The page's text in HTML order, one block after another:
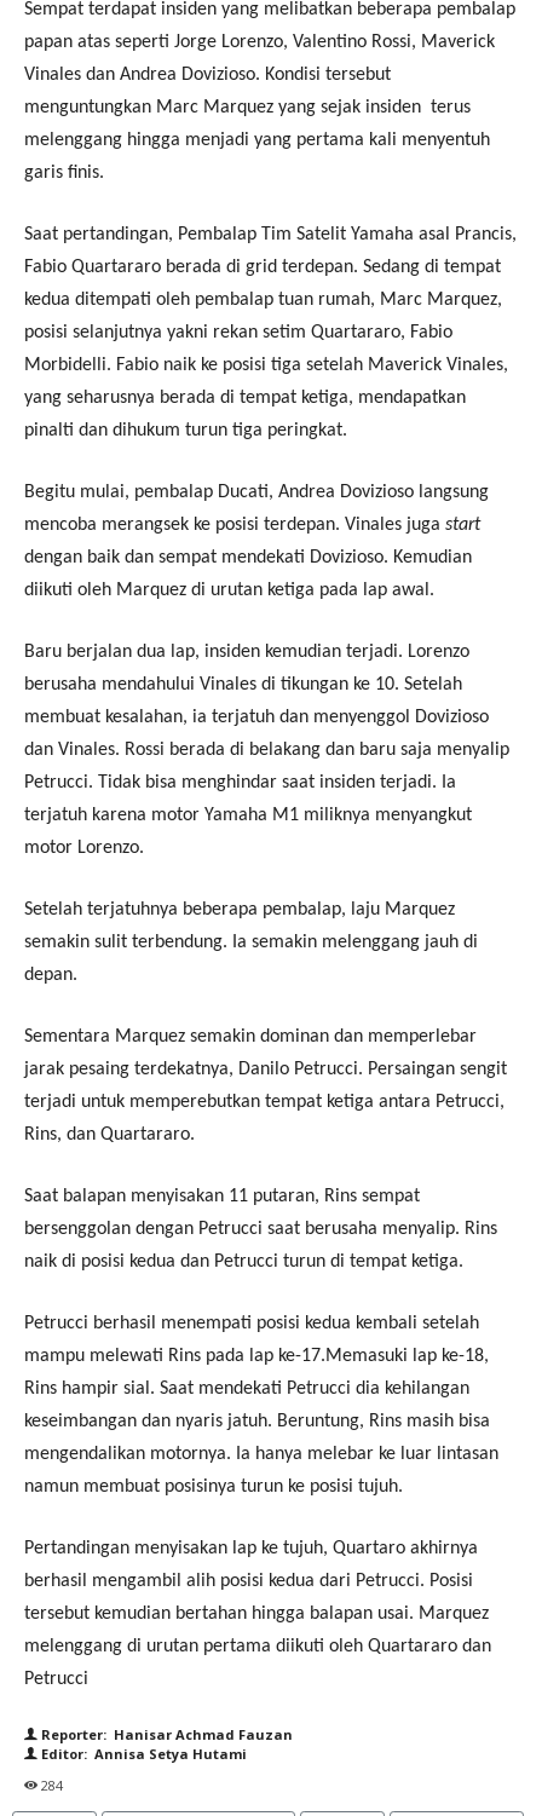
Sempat terdapat insiden yang melibatkan beberapa pembalap
papan atas seperti Jorge Lorenzo, Valentino Rossi, Maverick
Vinales dan Andrea Dovizioso. Kondisi tersebut
menguntungkan Marc Marquez yang sejak insiden terus
melenggang hingga menjadi yang pertama kali menyentuh
garis finis.
Saat pertandingan, Pembalap Tim Satelit Yamaha asal Prancis,
Fabio Quartararo berada di grid terdepan. Sedang di tempat
kedua ditempati oleh pembalap tuan rumah, Marc Marquez,
posisi selanjutnya yakni rekan setim Quartararo, Fabio
Morbidelli. Fabio naik ke posisi tiga setelah Maverick Vinales,
yang seharusnya berada di tempat ketiga, mendapatkan
pinalti dan dihukum turun tiga peringkat.
Begitu mulai, pembalap Ducati, Andrea Dovizioso langsung
mencoba merangsek ke posisi terdepan. Vinales juga start
dengan baik dan sempat mendekati Dovizioso. Kemudian
diikuti oleh Marquez di urutan ketiga pada lap awal.
Baru berjalan dua lap, insiden kemudian terjadi. Lorenzo
berusaha mendahului Vinales di tikungan ke 10. Setelah
membuat kesalahan, ia terjatuh dan menyenggol Dovizioso
dan Vinales. Rossi berada di belakang dan baru saja menyalip
Petrucci. Tidak bisa menghindar saat insiden terjadi. Ia
terjatuh karena motor Yamaha M1 miliknya menyangkut
motor Lorenzo.
Setelah terjatuhnya beberapa pembalap, laju Marquez
semakin sulit terbendung. Ia semakin melenggang jauh di
depan.
Sementara Marquez semakin dominan dan memperlebar
jarak pesaing terdekatnya, Danilo Petrucci. Persaingan sengit
terjadi untuk memperebutkan tempat ketiga antara Petrucci,
Rins, dan Quartararo.
Saat balapan menyisakan 11 putaran, Rins sempat
bersenggolan dengan Petrucci saat berusaha menyalip. Rins
naik di posisi kedua dan Petrucci turun di tempat ketiga.
Petrucci berhasil menempati posisi kedua kembali setelah
mampu melewati Rins pada lap ke-17.Memasuki lap ke-18,
Rins hampir sial. Saat mendekati Petrucci dia kehilangan
keseimbangan dan nyaris jatuh. Beruntung, Rins masih bisa
mengendalikan motornya. Ia hanya melebar ke luar lintasan
namun membuat posisinya turun ke posisi tujuh.
Pertandingan menyisakan lap ke tujuh, Quartaro akhirnya
berhasil mengambil alih posisi kedua dari Petrucci. Posisi
tersebut kemudian bertahan hingga balapan usai. Marquez
melenggang di urutan pertama diikuti oleh Quartararo dan
Petrucci
Reporter: Hanisar Achmad Fauzan
Editor: Annisa Setya Hutami
284